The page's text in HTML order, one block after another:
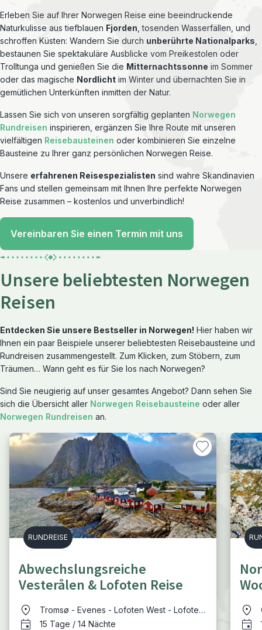
Erleben Sie auf Ihrer Norwegen Reise eine beeindruckende
Naturkulisse aus tiefblauen Fjorden , tosenden Wasserfällen, und
schroffen Küsten: Wandern Sie durch unberührte Nationalparks
bestaunen Sie spektakuläre Ausblicke vom Preikestolen oder
Trolltunga und genießen Sie die Mitternachtssonne im Sommer
oder das magische Nordlicht im Winter und übernachten Sie in
gemütlichen Unterkünften inmitten der Natur.
Lassen Sie sich von unseren sorgfältig geplanten Norwegen
Rundreisen inspirieren, ergänzen Sie Ihre Route mit unseren
vielfältigen Reisebausteinen oder kombinieren Sie einzelne
Bausteine zu Ihrer ganz persönlichen Norwegen Reise.
Unsere erfahrenen Reisespezialisten sind wahre Skandinavien
Fans und stellen gemeinsam mit Ihnen Ihre perfekte Norwegen
Reise zusammen – kostenlos und unverbindlich!
Vereinbaren Sie einen Termin mit uns
Unsere beliebtesten Norwegen
Reisen
Entdecken Sie unsere Bestseller in Norwegen! Hier haben wir
Ihnen ein paar Beispiele unserer beliebtesten Reisebausteine und
Rundreisen zusammengestellt. Zum Klicken, zum Stöbern, zum
Träumen… Wann geht es für Sie los nach Norwegen?
Sind Sie neugierig auf unser gesamtes Angebot? Dann sehen Sie
sich die Übersicht aller Norwegen Reisebausteine oder aller
Norwegen Rundreisen an.
RUNDREISE
Abwechslungsreiche
Vesterålen & Lofoten Reise
Tromsø - Evenes - Lofoten West - Lofoten
Ost - Vesterålen - Senja - Sommarøy
15 Tage / 14 Nächte